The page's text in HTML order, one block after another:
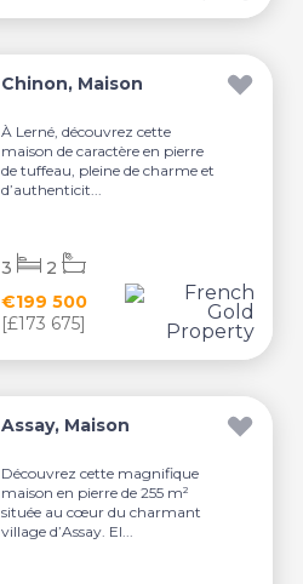
Chinon, Maison
À Lerné, découvrez cette
maison de caractère en pierre
de tuffeau, pleine de charme et
d’authenticit...
€199 500
[£173 675]
3 2
Assay, Maison
Découvrez cette magnifique
maison en pierre de 255 m²
située au cœur du charmant
village d’Assay. El...